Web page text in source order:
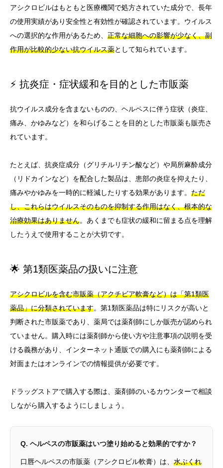
アシクロビルはもともと医療機関で処方されていた成分で、長年
の使用実績があり安全性と有効性が確認されています。ウイルス
への選択的な作用があるため、 正常な細胞への影響が少なく、副
作用が比較的少ない抗ウイルス薬として知られています。
⚡ 抗炎症・症状緩和を目的とした市販薬
抗ウイルス成分を含まないものの、ヘルペスに伴う症状（炎症、
痛み、かゆみなど）を和らげることを目的とした市販薬も販売さ
れています。
たとえば、抗炎症成分（グリチルリチン酸など）や局所麻酔成分
（リドカインなど）を配合した製品は、患部の炎症を抑えたり、
痛みやかゆみを一時的に軽減したりする効果があります。 ただ
し、これらはウイルスそのものを抑制する作用はなく、根本的な
治療効果はありません。あくまでも症状の緩和に留まる点を理解
したうえで使用することが大切です。
🌟 第1類医薬品の扱いに注意
アシクロビルを含む市販薬（アクチビア軟膏など）は「第1類医
薬品」に分類されています。第1類医薬品は特にリスクが高いと
判断された市販薬であり、薬局では薬剤師にしか販売が認められ
ていません。購入時には薬剤師から使い方や注意事項の説明を受
ける義務があり、インターネット通販での購入にも薬剤師による
対面またはオンラインでの情報提供が必要です。
ドラッグストアで購入する際は、薬剤師のいるカウンターで相談
しながら購入するようにしましょう。
Q. ヘルペスの市販薬はいつ塗り始めると効果的ですか？
口唇ヘルペスの市販薬（アシクロビル軟膏）は、 水ぶくれ